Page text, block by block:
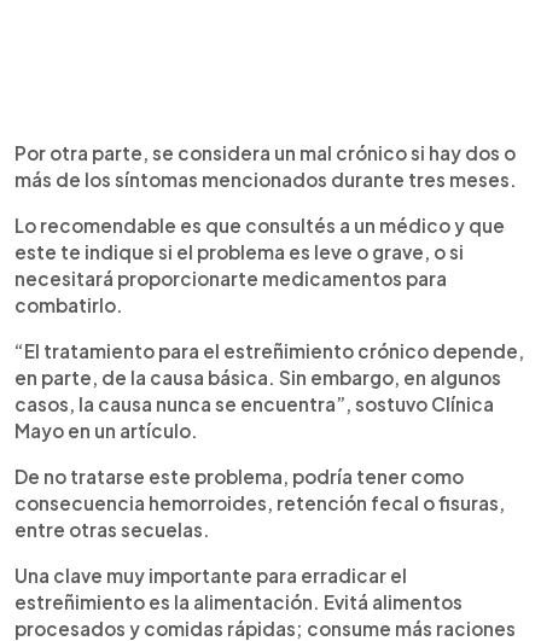
Por otra parte, se considera un mal crónico si hay dos o
más de los síntomas mencionados durante tres meses.
Lo recomendable es que consultés a un médico y que
este te indique si el problema es leve o grave, o si
necesitará proporcionarte medicamentos para
combatirlo.
“El tratamiento para el estreñimiento crónico depende,
en parte, de la causa básica. Sin embargo, en algunos
casos, la causa nunca se encuentra”, sostuvo Clínica
Mayo en un artículo.
De no tratarse este problema, podría tener como
consecuencia hemorroides, retención fecal o fisuras,
entre otras secuelas.
Una clave muy importante para erradicar el
estreñimiento es la alimentación. Evitá alimentos
procesados y comidas rápidas; consume más raciones